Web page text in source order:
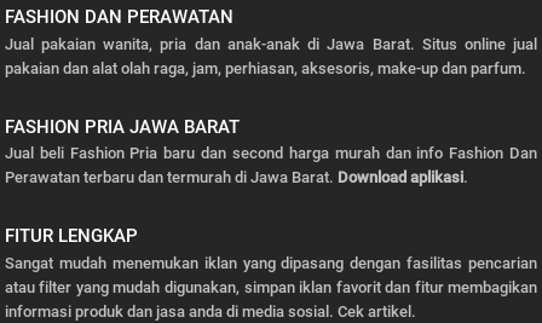
FASHION DAN PERAWATAN
Jual pakaian wanita, pria dan anak-anak di Jawa Barat. Situs online jual
pakaian dan alat olah raga, jam, perhiasan, aksesoris, make-up dan parfum.
FASHION PRIA JAWA BARAT
Jual beli Fashion Pria baru dan second harga murah dan info Fashion Dan
Perawatan terbaru dan termurah di Jawa Barat. Download aplikasi.
FITUR LENGKAP
Sangat mudah menemukan iklan yang dipasang dengan fasilitas pencarian
atau filter yang mudah digunakan, simpan iklan favorit dan fitur membagikan
informasi produk dan jasa anda di media sosial. Cek artikel.